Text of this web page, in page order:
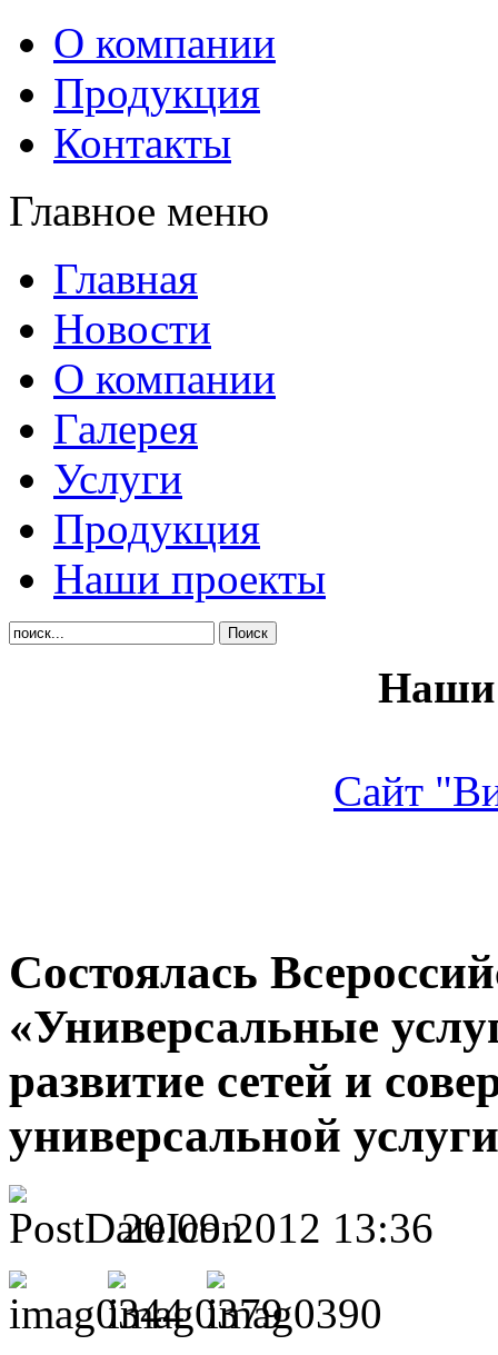
О компании
Продукция
Контакты
Главное меню
Главная
Новости
О компании
Галерея
Услуги
Продукция
Наши проекты
Наши
Сайт
Состоялась
«Универсальные
развитие сетей и
универсальной
20.09.2012 13:36